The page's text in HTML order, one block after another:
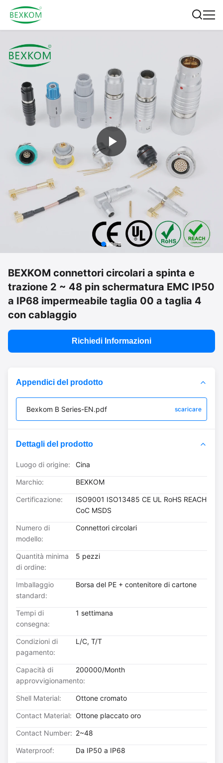
BEXKOM connettori circolari a spinta e
trazione 2 ~ 48 pin schermatura EMC IP50
a IP68 impermeabile taglia 00 a taglia 4
con cablaggio
Richiedi Informazioni
Appendici del prodotto
Bexkom B Series-EN.pdf scaricare
Dettagli del prodotto
Luogo di origine: Cina
Marchio: BEXKOM
Certificazione:
ISO9001 ISO13485 CE UL RoHS REACH
CoC MSDS
Numero di
modello:
Connettori circolari
Quantità minima
di ordine:
5 pezzi
Imballaggio
standard:
Borsa del PE + contenitore di cartone
Tempi di
consegna:
1 settimana
Condizioni di
pagamento:
L/C, T/T
Capacità di
approvvigionamento:
200000/Month
Shell Material: Ottone cromato
Contact Material: Ottone placcato oro
Contact Number: 2~48
Waterproof: Da IP50 a IP68